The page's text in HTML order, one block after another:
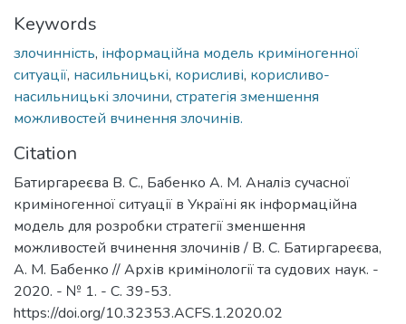
Keywords
злочинність, інформаційна модель криміногенної
ситуації, насильницькі, корисливі, корисливо-
насильницькі злочини, стратегія зменшення
можливостей вчинення злочинів.
Citation
Батиргареєва В. С., Бабенко А. М. Аналіз сучасної
криміногенної ситуації в Україні як інформаційна
модель для розробки стратегії зменшення
можливостей вчинення злочинів / В. С. Батиргареєва,
А. М. Бабенко // Архів кримінології та судових наук. -
2020. - № 1. - С. 39-53.
https://doi.org/10.32353.ACFS.1.2020.02